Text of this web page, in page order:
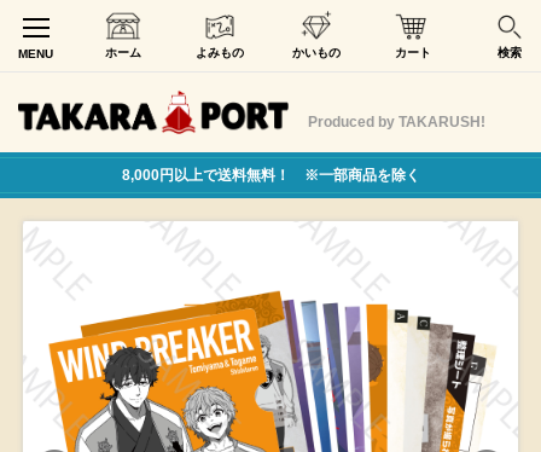
MENU ホーム よみもの かいもの カート 検索
Produced by TAKARUSH!
8,000円以上で送料無料！ ※一部商品を除く